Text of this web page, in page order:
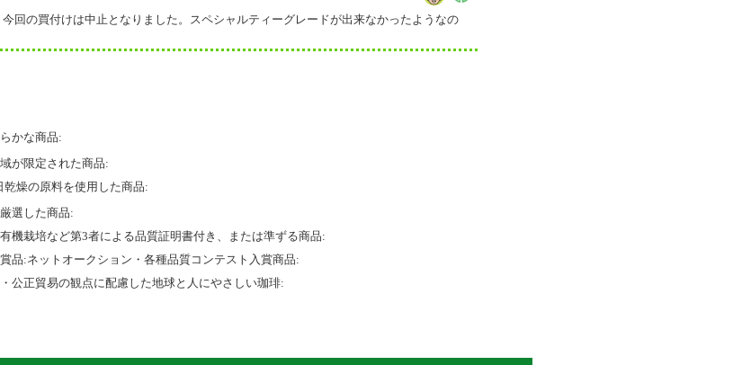
回の買付けは中止となりました。スペシャルティーグレードが出来なかったようなの
かな商品:
が限定された商品:
燥の原料を使用した商品:
選した商品:
機栽培など第3者による品質証明書付き、または準ずる商品:
品:ネットオークション・各種品質コンテスト入賞商品:
公正貿易の観点に配慮した地球と人にやさしい珈琲: